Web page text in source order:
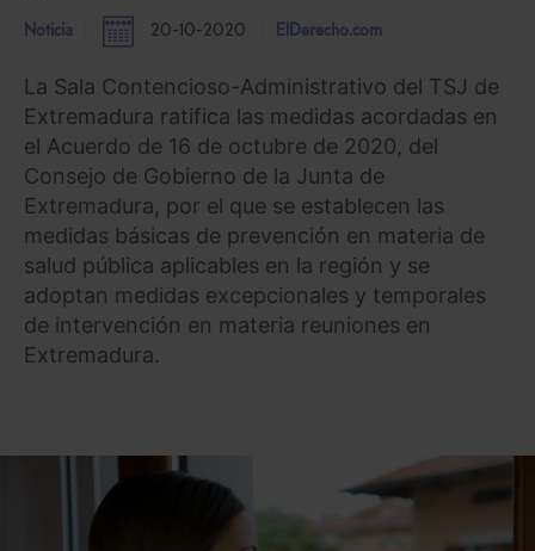
Noticia 20-10-2020 ElDerecho.com
La Sala Contencioso-Administrativo del TSJ de
Extremadura ratifica las medidas acordadas en
el Acuerdo de 16 de octubre de 2020, del
Consejo de Gobierno de la Junta de
Extremadura, por el que se establecen las
medidas básicas de prevención en materia de
salud pública aplicables en la región y se
adoptan medidas excepcionales y temporales
de intervención en materia reuniones en
Extremadura.